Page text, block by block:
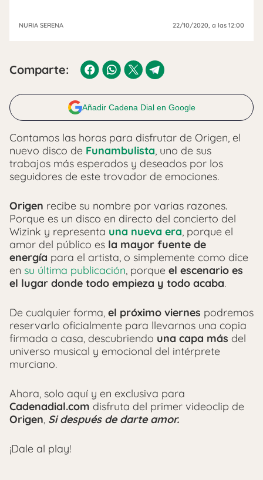
NURIA SERENA 22/10/2020 , a las 12:00
Comparte:
Añadir Cadena Dial en Google
Contamos las horas para disfrutar de Origen, el
nuevo disco de Funambulista, uno de sus
trabajos más esperados y deseados por los
seguidores de este trovador de emociones.
Origen recibe su nombre por varias razones.
Porque es un disco en directo del concierto del
Wizink y representa una nueva era, porque el
amor del público es la mayor fuente de
energía para el artista, o simplemente como dice
en su última publicación, porque el escenario es
el lugar donde todo empieza y todo acaba.
De cualquier forma, el próximo viernes podremos
reservarlo oficialmente para llevarnos una copia
firmada a casa, descubriendo una capa más del
universo musical y emocional del intérprete
murciano.
Ahora, solo aquí y en exclusiva para
Cadenadial.com disfruta del primer videoclip de
Origen, Si después de darte amor.
¡Dale al play!